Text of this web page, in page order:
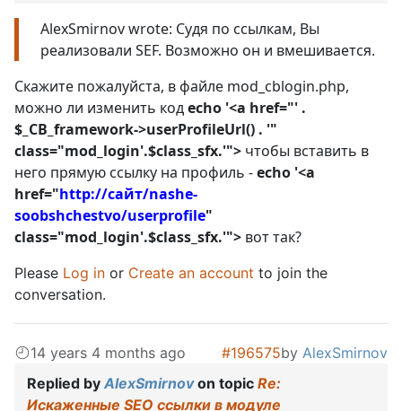
AlexSmirnov wrote: Судя по ссылкам, Вы
реализовали SEF. Возможно он и вмешивается.
Скажите пожалуйста, в файле mod_cblogin.php,
можно ли изменить кодecho '<a href="' .
$_CB_framework->userProfileUrl() . '"
class="mod_login'.$class_sfx.'"> чтобы вставить в
него прямую ссылку на профиль -echo '<a
href="http://сайт/nashe-
soobshchestvo/userprofile"
class="mod_login'.$class_sfx.'"> вот так?
Please Log in or Create an account to join the
conversation.
14 years 4 months ago #196575by AlexSmirnov
Replied by AlexSmirnovon topic Re:
Искаженные SEO ссылки в модуле